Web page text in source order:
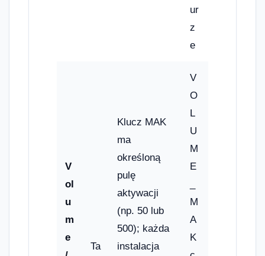
ur
z
e
V
ol
u
m
e
Ta
Klucz MAK
ma
określoną
pulę
aktywacji
(np. 50 lub
500); każda
instalacja
V
O
L
U
M
E
M
A
K